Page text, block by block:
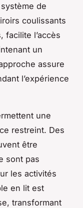
de
coulissants
facilite l’accès
un
assure
l’expérience
une
restreint. Des
être
sont pas
les activités
en lit est
transformant